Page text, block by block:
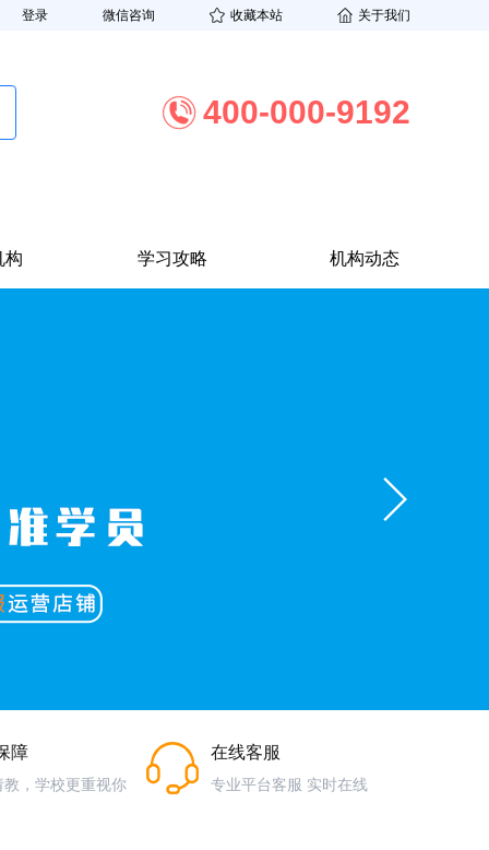
登录 微信咨询 收藏本站 关于我们
400-000-9192
构 学习攻略 机构动态
障
教，学校更重视你
在线客服
专业平台客服 实时在线